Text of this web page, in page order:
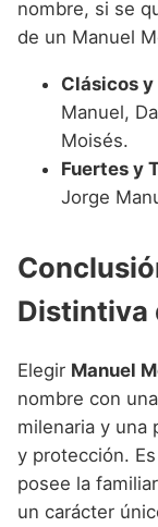
nombre, si se
de un Manuel
Clásicos
Manuel,
Moisés.
Fuertes y
Jorge
Distintiva
Elegir Manuel
nombre con
milenaria y una
y protección.
posee la
un carácter